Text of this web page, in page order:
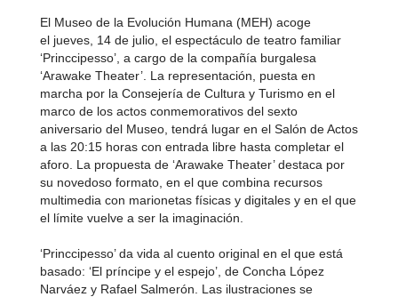
El Museo de la Evolución Humana (MEH) acoge
el jueves, 14 de julio, el espectáculo de teatro familiar
‘Princcipesso’, a cargo de la compañía burgalesa
‘Arawake Theater’. La representación, puesta en
marcha por la Consejería de Cultura y Turismo en el
marco de los actos conmemorativos del sexto
aniversario del Museo, tendrá lugar en el Salón de Actos
a las 20:15 horas con entrada libre hasta completar el
aforo. La propuesta de ‘Arawake Theater’ destaca por
su novedoso formato, en el que combina recursos
multimedia con marionetas físicas y digitales y en el que
el límite vuelve a ser la imaginación.
‘Princcipesso’ da vida al cuento original en el que está
basado: ‘El príncipe y el espejo’, de Concha López
Narváez y Rafael Salmerón. Las ilustraciones se